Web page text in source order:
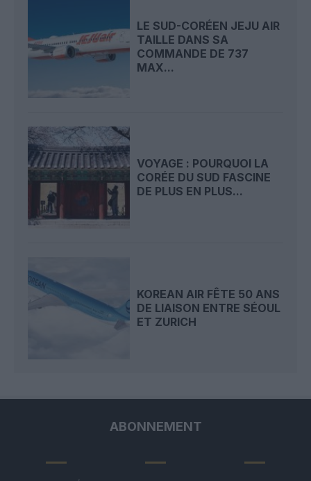
LE SUD-CORÉEN JEJU AIR
TAILLE DANS SA
COMMANDE DE 737
MAX...
VOYAGE : POURQUOI LA
CORÉE DU SUD FASCINE
DE PLUS EN PLUS...
KOREAN AIR FÊTE 50 ANS
DE LIAISON ENTRE SÉOUL
ET ZURICH
ABONNEMENT